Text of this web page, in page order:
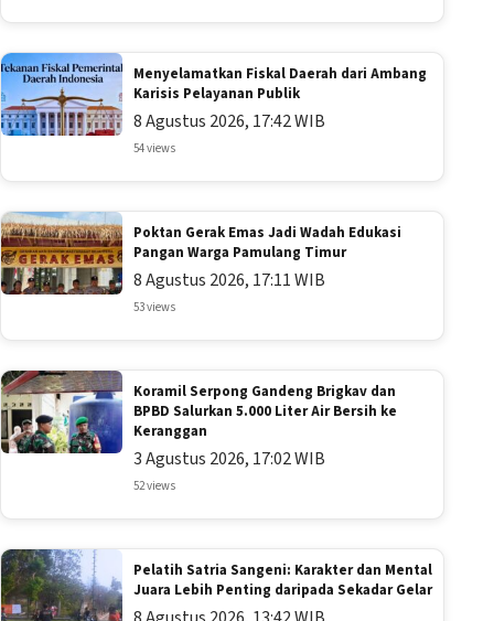
Menyelamatkan Fiskal Daerah dari Ambang
Karisis Pelayanan Publik
8 Agustus 2026, 17:42 WIB
54 views
Poktan Gerak Emas Jadi Wadah Edukasi
Pangan Warga Pamulang Timur
8 Agustus 2026, 17:11 WIB
53 views
Koramil Serpong Gandeng Brigkav dan
BPBD Salurkan 5.000 Liter Air Bersih ke
Keranggan
3 Agustus 2026, 17:02 WIB
52 views
Pelatih Satria Sangeni: Karakter dan Mental
Juara Lebih Penting daripada Sekadar Gelar